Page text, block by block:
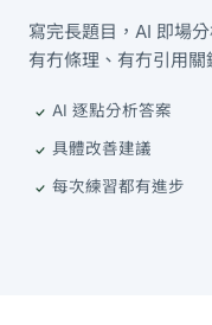
寫完長題目，AI 即場
有冇條理、有冇引用關
AI 逐點分析答案
具體改善建議
每次練習都有進步